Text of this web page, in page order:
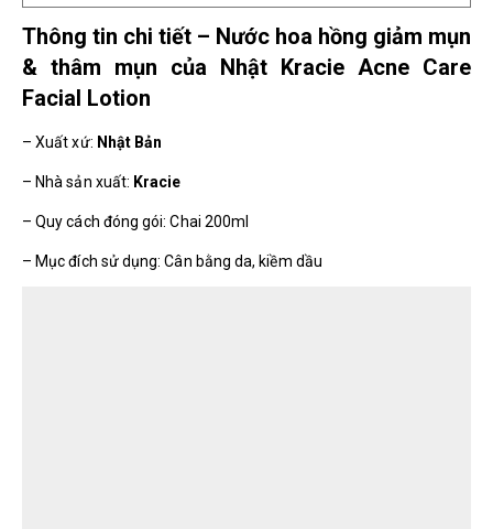
Thông tin chi tiết – Nước hoa hồng giảm mụn
& thâm mụn của Nhật Kracie Acne Care
Facial Lotion
– Xuất xứ: Nhật Bản
– Nhà sản xuất: Kracie
– Quy cách đóng gói: Chai 200ml
– Mục đích sử dụng: Cân bằng da, kiềm dầu